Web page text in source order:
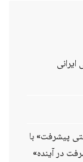
پیشرفت» با
در آینده»